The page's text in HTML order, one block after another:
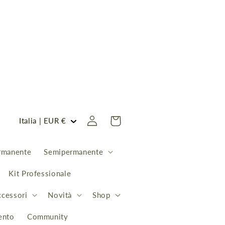
Semipermanente
Kit Professionale
Novità Shop
Community
P
e
s
/
A
Italia | EUR € Accedi Carrello